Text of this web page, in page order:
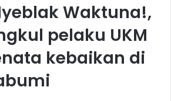
Waktuna!,
pelaku UKM
kebaikan di